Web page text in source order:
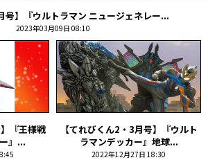
号】『ウルトラマン ニュージェネレー...
2023年03月09日 08:10
『王様戦
』...
【てれびくん2・3月号】『ウルト
ラマンデッカー』地球...
2022年12月27日 18:30